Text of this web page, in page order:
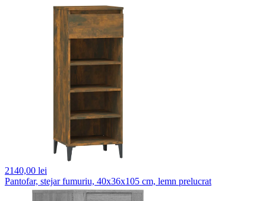
2140,00 lei
Pantofar, stejar fumuriu, 40x36x105 cm, lemn prelucrat